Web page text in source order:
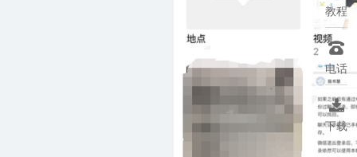
教程

电话

下载